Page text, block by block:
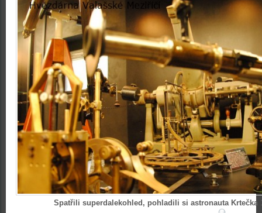
Spatřili superdalekohled, pohladili si astronauta Krtečka